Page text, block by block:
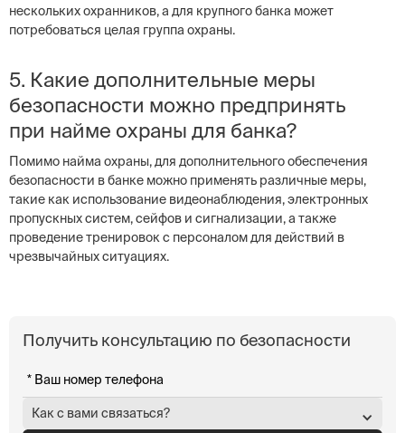
нескольких охранников, а для крупного банка может
потребоваться целая группа охраны.
5. Какие дополнительные меры
безопасности можно предпринять
при найме охраны для банка?
Помимо найма охраны, для дополнительного обеспечения
безопасности в банке можно применять различные меры,
такие как использование видеонаблюдения, электронных
пропускных систем, сейфов и сигнализации, а также
проведение тренировок с персоналом для действий в
чрезвычайных ситуациях.
Получить консультацию по безопасности
Как с вами связаться?